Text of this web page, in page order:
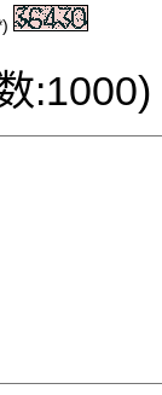
:1000)